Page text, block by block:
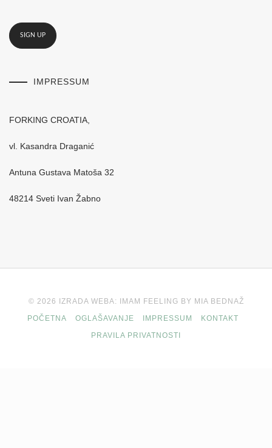
IMPRESSUM
FORKING CROATIA,
vl. Kasandra Draganić
Antuna Gustava Matoša 32
48214 Sveti Ivan Žabno
© 2026 IZRADA WEBA: IMAM FEELING BY MIA BEDNAŽ
POČETNA
OGLAŠAVANJE IMPRESSUM
KONTAKT
PRAVILA PRIVATNOSTI